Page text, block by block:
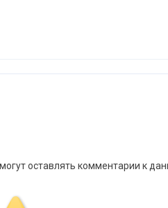
оставлять комментарии к